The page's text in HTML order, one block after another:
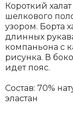
Короткий
шелкового
узором. Борта
длинных
компаньона с
рисунка. В
идет пояс.
Состав: 70%
эластан